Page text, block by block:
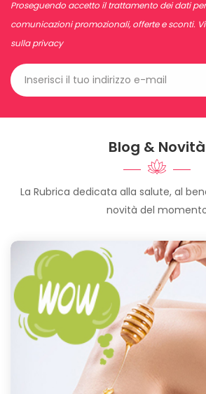
Proseguendo accetto il trattamento dei dati
comunicazioni promozionali, offerte e sconti.
sulla privacy
Blog & Novità
La Rubrica dedicata alla salute, al
novità del